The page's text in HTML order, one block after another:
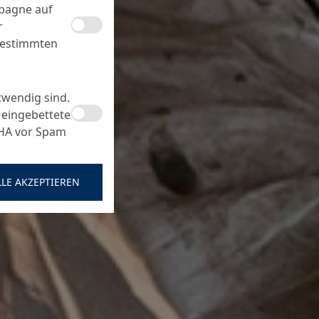
auf
sind.
vor Spam
AKZEPTIEREN